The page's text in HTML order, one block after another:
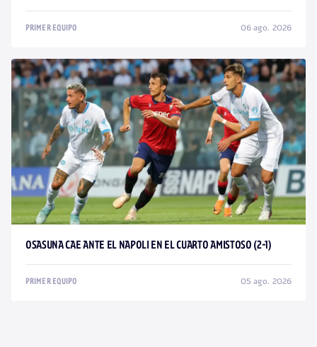
PRIMER EQUIPO 06 ago. 2026
OSASUNA CAE ANTE EL NAPOLI EN EL CUARTO AMISTOSO (2-1)
PRIMER EQUIPO 05 ago. 2026